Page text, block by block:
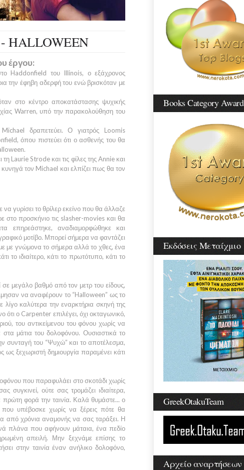
έργου:
Haddonfield τουIllinois, ο εξάχρονος
την έφηβη αδερφή του ενώ βρισκόταν με
στο κέντρο αποκατάστασης ψυχικής
Warren, υπό την παρακολούθηση του
Michael δραπετεύει. Ο γιατρός Loomis
όπου πιστεύει ότι ο ασθενής του θα
τη Laurie Strode και τις φίλες τηςAnnieκαι
κυνηγά τον Michael και ελπίζει πως θα τον
να γυρίσει το θρίλερ εκείνο που θα άλλαζε
στο προσκήνιο τις slasher-movies και θα
επηρεάστηκε, αναδιαμορφώθηκε και
μοτίβο. Μπορεί σήμερα να φαντάζει
με γνώμονα το σήμερα αλλά το χθες, ένα
το ιδιαίτερο, κάτι το πρωτότυπο, κάτι το
σε μεγάλο βαθμό από τον μετρ του είδους,
να αναφέρουν το “Halloween” ως το
λίγο καλύτερα την εναρκτήρια σκηνή της
ότι ο Carpenter επιλέγει, όχι οκταγωνικό,
του αντικείμενου του φόνου χωρίς να
μάτια του δολοφόνου. Ουσιαστικά το
συνταγή του “Ψυχώ” και το αποτέλεσμα,
ως ξεχωριστή δημιουργία παραμένει κάτι
που παραφυλάει στο σκοτάδι χωρίς
ούτε σας τρομάζει ιδιαίτερα,
πρώτη φορά την ταινία. Καλά θυμάστε... ο
υπέβοσκε χωρίς να ξέρεις πότε θα
από χρόνια αναμονής να σας ταράξει. Η
πλάνα που αφήνουν μάταια, ένα πεδίο
απειλή. Μην ξεχνάμε επίσης το
στην ταινία έναν ανήλικο δολοφόνο,
Books Category Award
Εκδόσεις Μεταίχμιο
GreekOtakuTeam
Αρχείο αναρτήσεων